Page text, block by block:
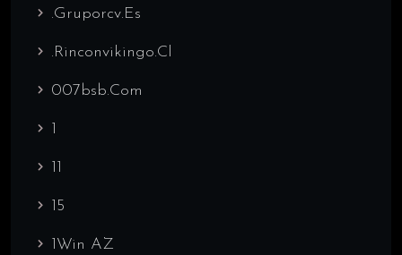
.gruporcv.es
.rinconvikingo.cl
007bsb.com
1
11
15
1Win AZ